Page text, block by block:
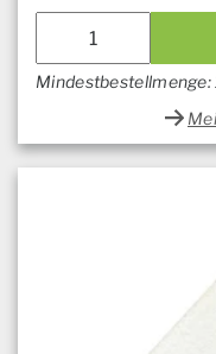
Mindestbestellmenge: